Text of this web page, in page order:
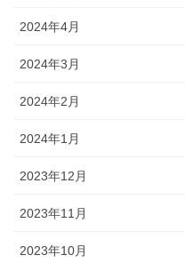
2024年4月
2024年3月
2024年2月
2024年1月
2023年12月
2023年11月
2023年10月